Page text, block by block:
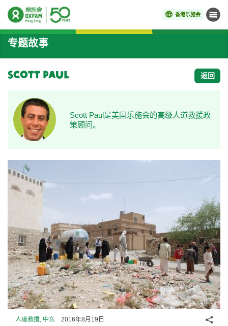
香港乐施会 菜单
开始主要内容
专题故事
Scott Paul 返回
Scott Paul是美国乐施会的高级人道救援政
策顾问。
人道救援, 中东 2016年8月19日 分享